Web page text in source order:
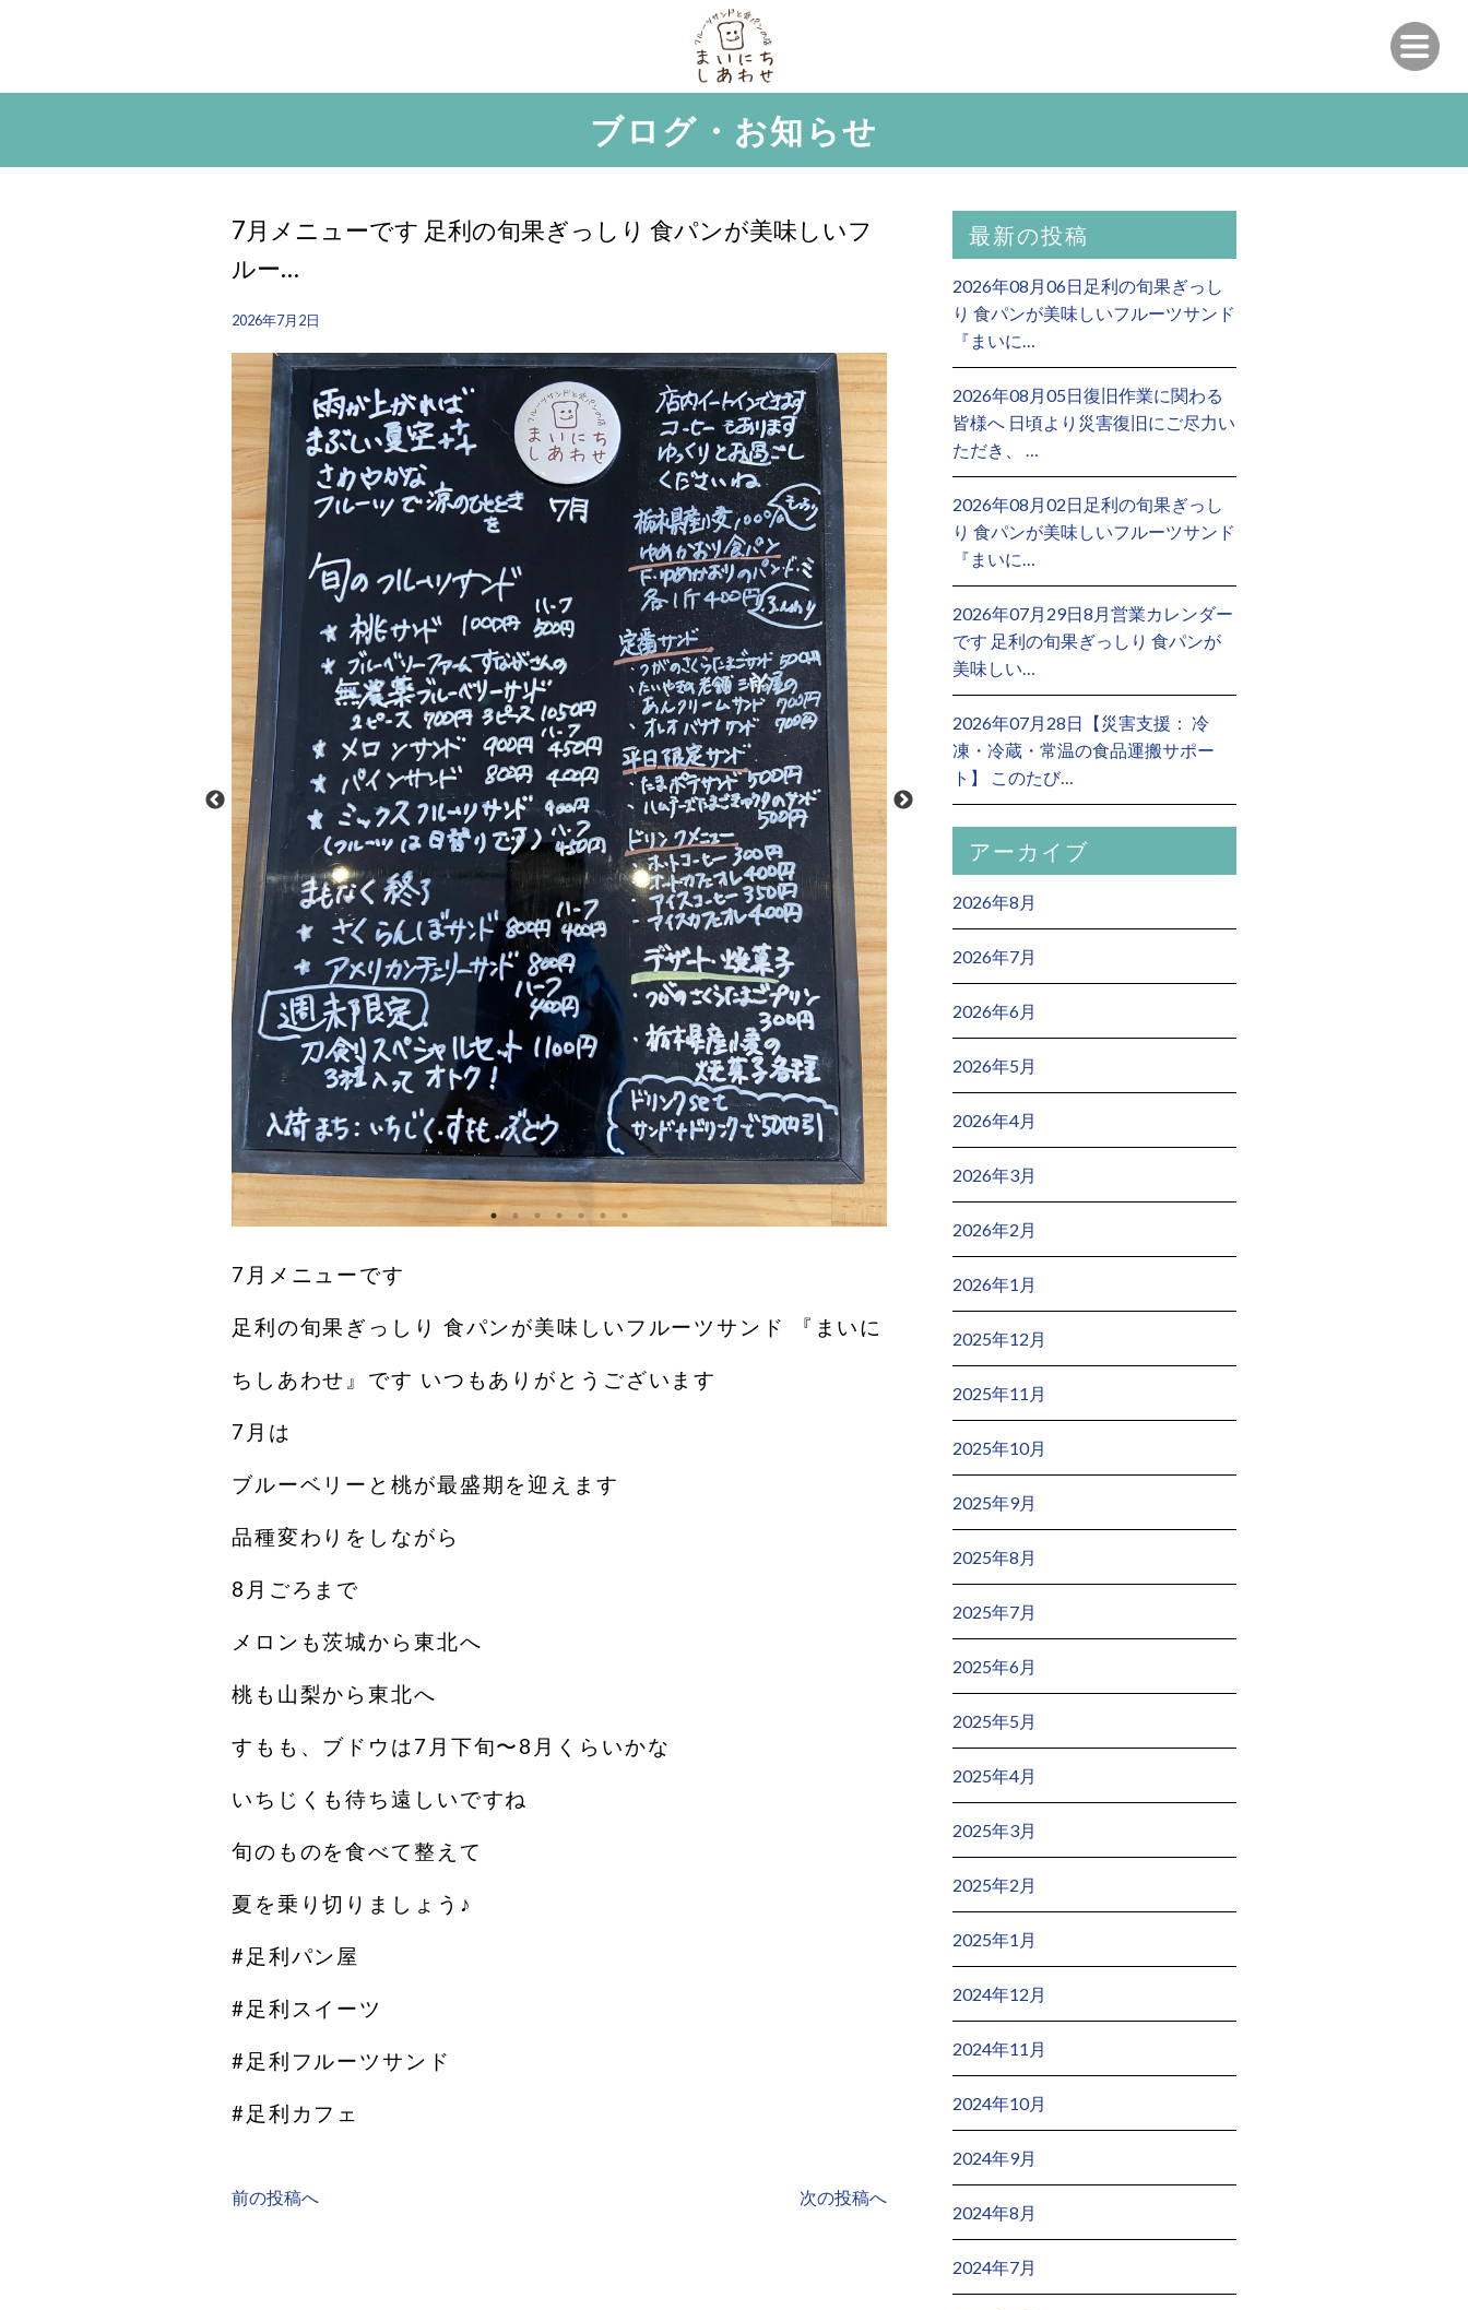
ブログ・お知らせ
7月メニューです 足利の旬果ぎっしり 食パンが美味しいフ
ルー…
2026年7月2日
7月メニューです
足利の旬果ぎっしり 食パンが美味しいフルーツサンド 『まいに
ちしあわせ』です いつもありがとうございます
7月は
ブルーベリーと桃が最盛期を迎えます
品種変わりをしながら
8月ごろまで
メロンも茨城から東北へ
桃も山梨から東北へ
すもも、ブドウは7月下旬〜8月くらいかな
いちじくも待ち遠しいですね
旬のものを食べて整えて
夏を乗り切りましょう♪
#足利パン屋
#足利スイーツ
#足利フルーツサンド
#足利カフェ
前の投稿へ 次の投稿へ
最新の投稿
2026年08月06日足利の旬果ぎっし
り 食パンが美味しいフルーツサンド
『まいに…
2026年08月05日復旧作業に関わる
皆様へ 日頃より災害復旧にご尽力い
ただき、 …
2026年08月02日足利の旬果ぎっし
り 食パンが美味しいフルーツサンド
『まいに…
2026年07月29日8月営業カレンダー
です 足利の旬果ぎっしり 食パンが
美味しい…
2026年07月28日【災害支援： 冷
凍・冷蔵・常温の食品運搬サポー
ト】 このたび…
アーカイブ
2026年8月
2026年7月
2026年6月
2026年5月
2026年4月
2026年3月
2026年2月
2026年1月
2025年12月
2025年11月
2025年10月
2025年9月
2025年8月
2025年7月
2025年6月
2025年5月
2025年4月
2025年3月
2025年2月
2025年1月
2024年12月
2024年11月
2024年10月
2024年9月
2024年8月
2024年7月